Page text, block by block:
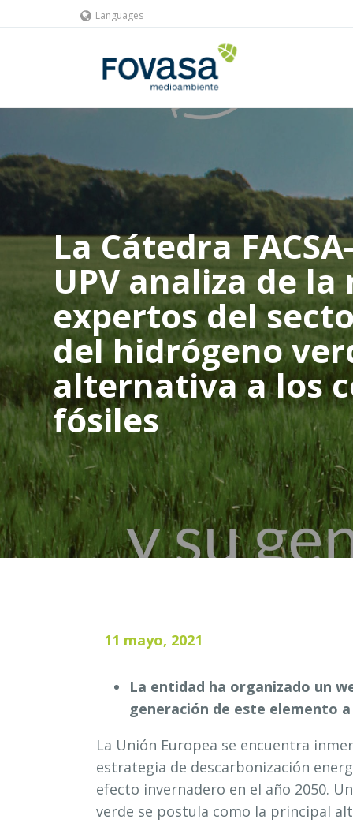
Languages
La Cátedra
UPV analiza de la
expertos del
del hidrógeno
alternativa a los
fósiles
11 mayo, 2021
La entidad ha organizado un
generación de este elemento
La Unión Europea se encuentra
estrategia de descarbonización
efecto invernadero en el año 2050.
verde se postula como la principal